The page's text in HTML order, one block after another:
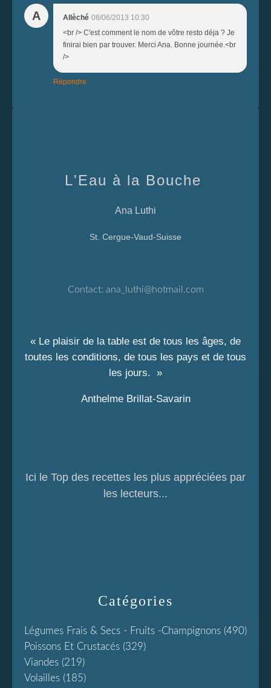
A Allèché 08/06/2013 10:30
<br /> C'est comment le nom de vôtre resto déja ? Je
finirai bien par trouver. Merci Ana. Bonne journée.<br
/>
Répondre
Catégories
Légumes Frais & Secs - Fruits -champignons (490)
Poissons Et Crustacés (329)
Viandes (219)
Volailles (185)
L'Eau à la Bouche
Ana Luthi
St. Cergue-Vaud-Suisse
Contact: ana_luthi@hotmail.com
« Le plaisir de la table est de tous les âges, de
toutes les conditions, de tous les pays et de tous
les jours. »
Anthelme Brillat-Savarin
Ici le Top des recettes les plus appréciées par
les lecteurs...